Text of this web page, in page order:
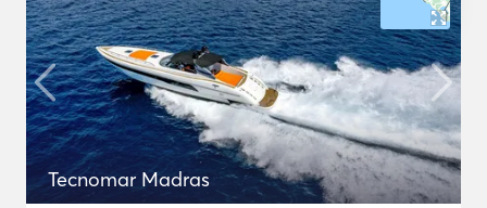
Tecnomar Madras